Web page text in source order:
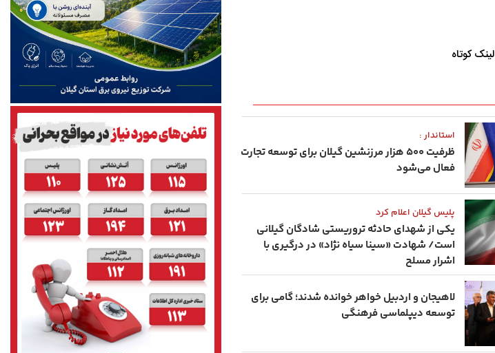
لینک کوتاه
استاندار :
ظرفیت ۵۰۰ هزار مرزنشین گیلان برای توسعه تجارت
فعال می‌شود
پلیس گیلان اعلام کرد
یکی از شهدای حادثه تروریستی شادگان گیلانی
است/ شهادت «سینا سیاه‌ نژاد» در درگیری با
اشرار مسلح
لاهیجان و اردبیل خواهر خوانده شدند؛ گامی برای
توسعه دیپلماسی فرهنگی